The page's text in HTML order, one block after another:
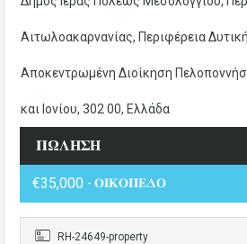
Αιτωλοακαρνανίας, Περιφέρεια
Αποκεντρωμένη Διοίκηση
και Ιονίου, 302 00, Ελλάδα
𝚷𝛀𝚲𝚮𝚺𝚮
€35,000 - 𝚶𝚰𝚱𝚶𝚷𝚬𝚫𝚶
RH-24649-property